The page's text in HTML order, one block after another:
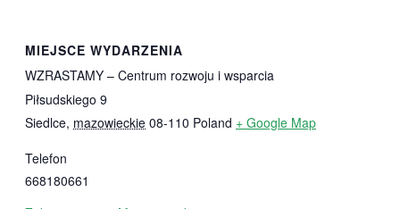
MIEJSCE WYDARZENIA
WZRASTAMY – Centrum rozwoju i wsparcia
Piłsudskiego 9
Siedlce, mazowieckie 08-110 Poland + Google Map
Telefon
668180661